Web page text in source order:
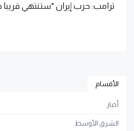
ترامب: حرب إيران "ستنتهي قريبا
الأقسام
أخبار
الشرق الأوسط